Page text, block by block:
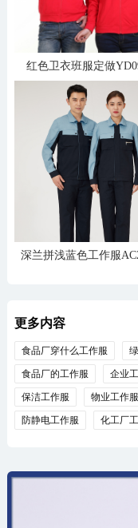
红色卫衣班服定做
深兰拼浅蓝色工作服
更多内容
食品厂穿什么工作服
食品厂的工作服 企业
保洁工作服 物业工作服
防静电工作服 化工厂